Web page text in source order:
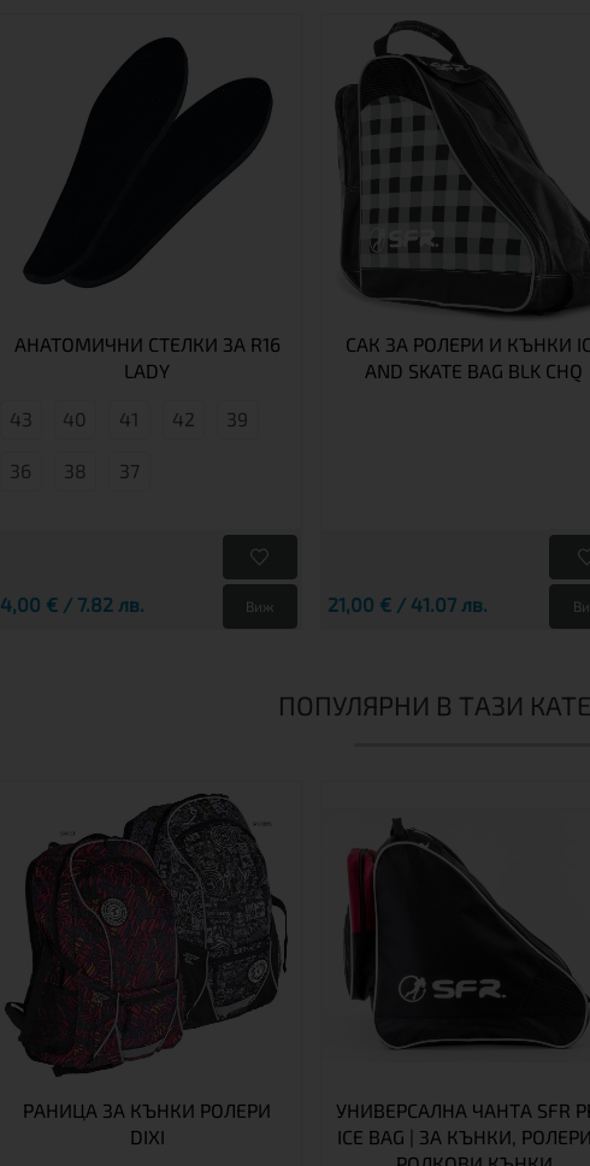
АНАТОМИЧНИ СТЕЛКИ ЗА R16
LADY
43 40 41 42 39
36 38 37
4,00 € / 7.82 лв. Виж
САК ЗА РОЛЕРИ И КЪНКИ
AND SKATE BAG BLK CHQ
21,00 € / 41.07 лв.
ПОПУЛЯРНИ В ТАЗИ
РАНИЦА ЗА КЪНКИ РОЛЕРИ
DIXI
УНИВЕРСАЛНА ЧАНТА SFR
ICE BAG | ЗА КЪНКИ,